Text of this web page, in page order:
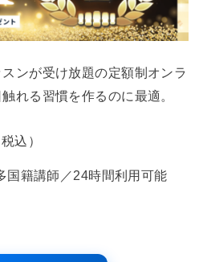
ンが受け放題の定額制オンラ
れる習慣を作るのに最適。
込）
国籍講師／24時間利用可能